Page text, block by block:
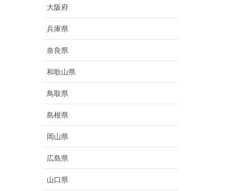
大阪府
兵庫県
奈良県
和歌山県
鳥取県
島根県
岡山県
広島県
山口県